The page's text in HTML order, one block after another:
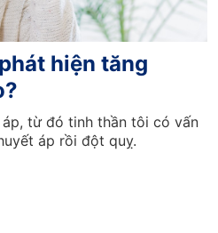
hiện tăng
từ đó tinh thần tôi có vấn
áp rồi đột quỵ.